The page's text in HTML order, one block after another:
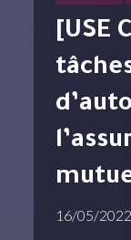
[USE CASES] RPA : les
16/05/2022